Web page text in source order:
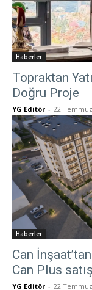
Haberler
Topraktan
Doğru Proje
YG Editör - 22
Haberler
Can
Can Plus
YG Editör - 22